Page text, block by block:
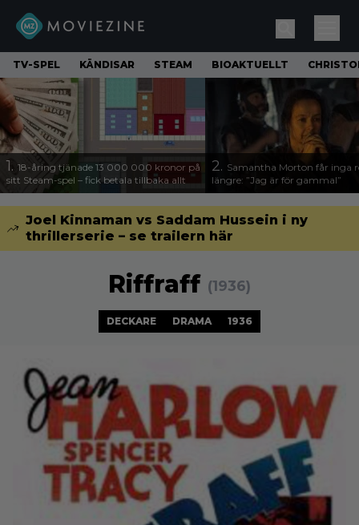
TV-SPEL KÄNDISAR STEAM BIOAKTUELLT
1. 18-åring tjänade 13 000 000 kronor på
sitt Steam-spel – fick betala tillbaka allt
2. Samantha Morton får inga
längre: ”Jag är för gammal”
Joel Kinnaman vs Saddam Hussein i ny
thrillerserie – se trailern här
Riffraff (1936)
DECKARE DRAMA 1936